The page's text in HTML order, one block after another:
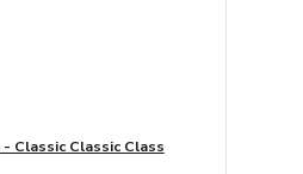
Classic Classic Class